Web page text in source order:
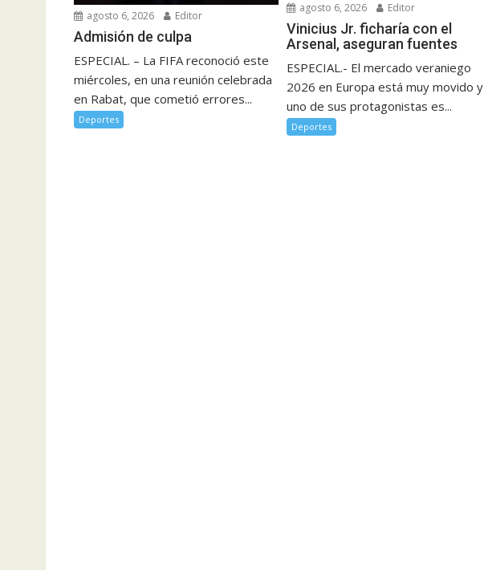
agosto 6, 2026 Editor
Admisión de culpa
ESPECIAL. – La FIFA reconoció este
miércoles, en una reunión celebrada
en Rabat, que cometió errores...
Deportes
agosto 6, 2026 Editor
Vinicius Jr. ficharía con el
Arsenal, aseguran fuentes
ESPECIAL.- El mercado veraniego
2026 en Europa está muy movido y
uno de sus protagonistas es...
Deportes